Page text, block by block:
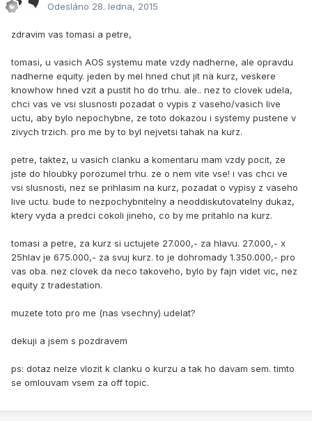
Odesláno 28. ledna, 2015
zdravim vas tomasi a petre,
tomasi, u vasich AOS systemu mate vzdy nadherne, ale opravdu
nadherne equity. jeden by mel hned chut jit na kurz, veskere
knowhow hned vzit a pustit ho do trhu. ale.. nez to clovek udela,
chci vas ve vsi slusnosti pozadat o vypis z vaseho/vasich live
uctu, aby bylo nepochybne, ze toto dokazou i systemy pustene v
zivych trzich. pro me by to byl nejvetsi tahak na kurz.
petre, taktez, u vasich clanku a komentaru mam vzdy pocit, ze
jste do hloubky porozumel trhu. ze o nem vite vse! i vas chci ve
vsi slusnosti, nez se prihlasim na kurz, pozadat o vypisy z vaseho
live uctu. bude to nezpochybnitelny a neoddiskutovatelny dukaz,
ktery vyda a predci cokoli jineho, co by me pritahlo na kurz.
tomasi a petre, za kurz si uctujete 27.000,- za hlavu. 27.000,- x
25hlav je 675.000,- za svuj kurz. to je dohromady 1.350.000,- pro
vas oba. nez clovek da neco takoveho, bylo by fajn videt vic, nez
equity z tradestation.
muzete toto pro me (nas vsechny) udelat?
dekuji a jsem s pozdravem
ps: dotaz nelze vlozit k clanku o kurzu a tak ho davam sem. timto
se omlouvam vsem za off topic.